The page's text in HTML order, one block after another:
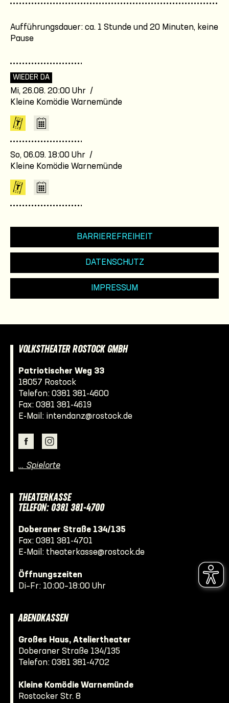
Aufführungsdauer: ca. 1 Stunde und 20 Minuten, keine
Pause
WIEDER DA
Mi, 26.08. 20:00 Uhr /
Kleine Komödie Warnemünde
So, 06.09. 18:00 Uhr /
Kleine Komödie Warnemünde
BARRIEREFREIHEIT
DATENSCHUTZ
IMPRESSUM
VOLKSTHEATER ROSTOCK GMBH
Patriotischer Weg 33
18057 Rostock
Telefon: 0381 381-4600
Fax: 0381 381-4619
E-Mail: intendanz@rostock.de
… Spielorte
THEATERKASSE
TELEFON: 0381 381-4700
Doberaner Straße 134/135
Fax: 0381 381-4701
E-Mail: theaterkasse@rostock.de
Öffnungszeiten
Di–Fr: 10:00–18:00 Uhr
ABENDKASSEN
Großes Haus, Ateliertheater
Doberaner Straße 134/135
Telefon: 0381 381-4702
Kleine Komödie Warnemünde
Rostocker Str. 8